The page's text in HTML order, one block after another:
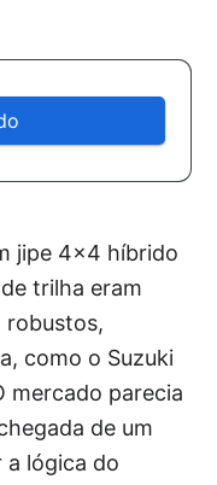
jipe 4×4 híbrido
trilha eram
robustos,
como o Suzuki
mercado parecia
de um
a lógica do